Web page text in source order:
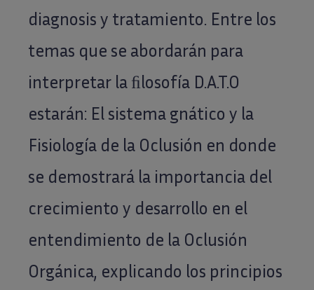
diagnosis y tratamiento. Entre los
temas que se abordarán para
interpretar la ﬁlosofía D.A.T.O
estarán: El sistema gnático y la
Fisiología de la Oclusión en donde
se demostrará la importancia del
crecimiento y desarrollo en el
entendimiento de la Oclusión
Orgánica, explicando los principios